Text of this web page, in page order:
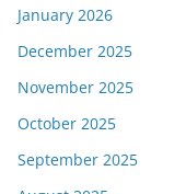
January 2026
December 2025
November 2025
October 2025
September 2025